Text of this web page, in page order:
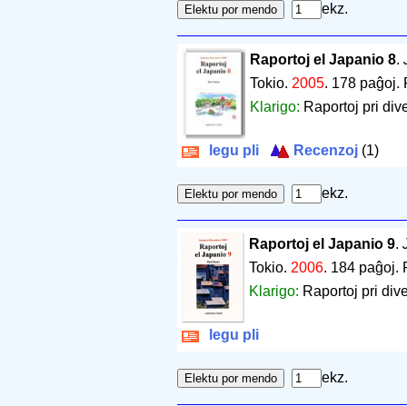
ekz.
Raportoj el Japanio 8.
Tokio. 2005. 178 paĝoj.
Klarigo: Raportoj pri
legu pli Recenzoj (1)
ekz.
Raportoj el Japanio 9.
Tokio. 2006. 184 paĝoj.
Klarigo: Raportoj pri
legu pli
ekz.